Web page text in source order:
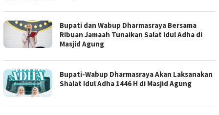
Bupati dan Wabup Dharmasraya Bersama
Ribuan Jamaah Tunaikan Salat Idul Adha di
Masjid Agung
Bupati-Wabup Dharmasraya Akan Laksanakan
Shalat Idul Adha 1446 H di Masjid Agung